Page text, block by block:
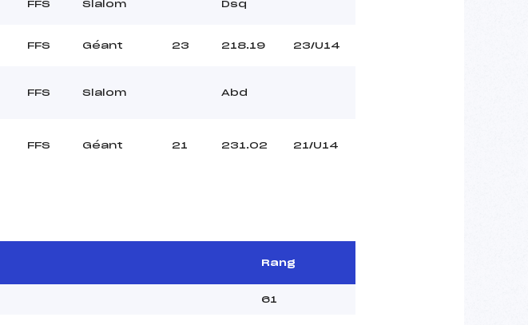
FFS Slalom Dsq
FFS Géant 23 218.19 23/U14
FFS Slalom Abd
FFS Géant 21 231.02 21/U14
Rang
61